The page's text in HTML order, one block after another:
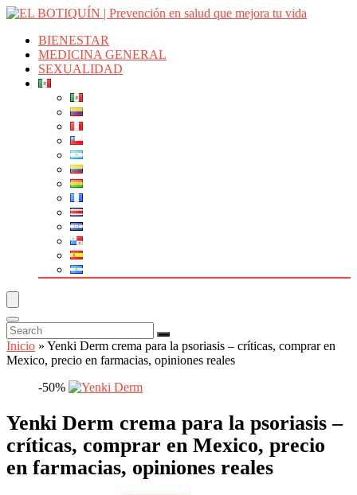
BIENESTAR
MEDICINA GENERAL
SEXUALIDAD
Inicio » Yenki Derm crema para la psoriasis – críticas, comprar en
Mexico, precio en farmacias, opiniones reales
-50%
Yenki Derm crema para la psoriasis –
críticas, comprar en Mexico, precio
en farmacias, opiniones reales